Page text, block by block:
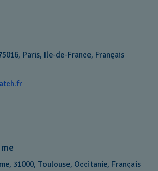
Paris, Ile-de-France, Français
31000, Toulouse, Occitanie, Français